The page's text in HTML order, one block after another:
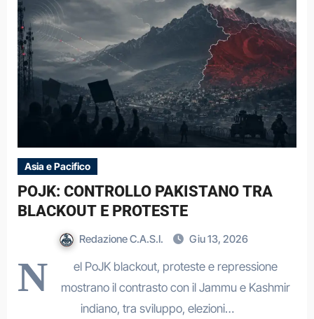
Asia e Pacifico
POJK: CONTROLLO PAKISTANO TRA
BLACKOUT E PROTESTE
Redazione C.A.S.I. Giu 13, 2026
N
el PoJK blackout, proteste e repressione
mostrano il contrasto con il Jammu e Kashmir
indiano, tra sviluppo, elezioni…